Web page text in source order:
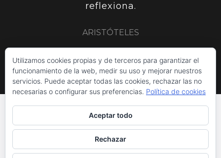
reflexiona.
ARISTÓTELES
ARISTÓTELES PLUTARCO SIR FRANCIS BACON
POLÍTICA DE COOKIES AVISO LEGAL
TARIFAS DE PRECIOS
Utilizamos cookies propias y de terceros para garantizar el
funcionamiento de la web, medir su uso y mejorar nuestros
servicios. Puede aceptar todas las cookies, rechazar las no
necesarias o configurar sus preferencias. Política de cookies
Aceptar todo
Rechazar